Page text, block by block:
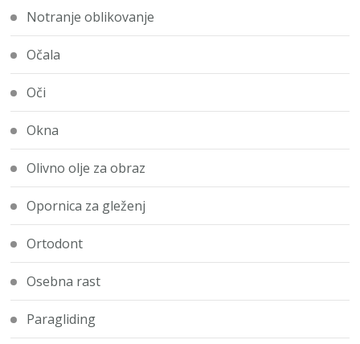
Notranje oblikovanje
Očala
Oči
Okna
Olivno olje za obraz
Opornica za gleženj
Ortodont
Osebna rast
Paragliding